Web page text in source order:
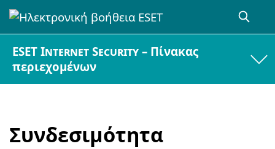
ESET Internet Security – Πίνακας
περιεχομένων
Συνδεσιμότητα